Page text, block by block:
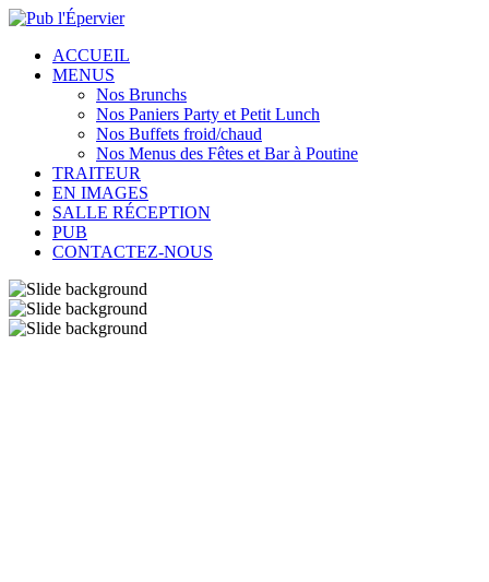
ACCUEIL
MENUS
Nos Brunchs
Nos Paniers Party et Petit Lunch
Nos Buffets froid/chaud
Nos Menus des Fêtes et Bar à Poutine
TRAITEUR
EN IMAGES
SALLE RÉCEPTION
PUB
CONTACTEZ-NOUS